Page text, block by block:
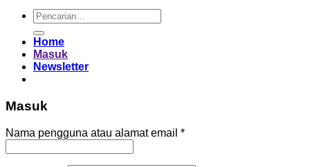
Pencarian
untuk:
Home
Masuk
Newsletter
Masuk
Nama pengguna atau alamat email *Wajib